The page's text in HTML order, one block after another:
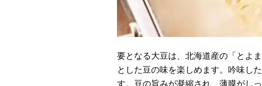
要となる大豆は、北海道産の「とよ
とした豆の味を楽しめます。吟味し
す。豆の旨みが凝縮され、薄膜がし